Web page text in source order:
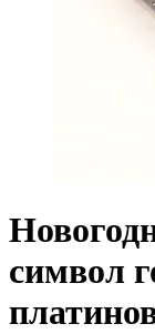
символ